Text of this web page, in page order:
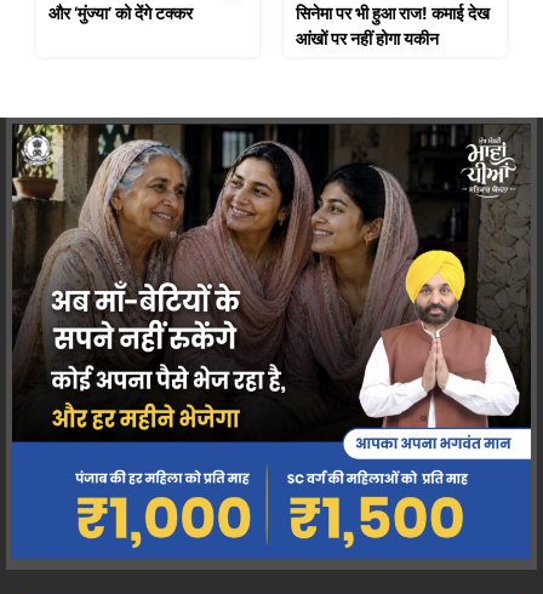
और ‘मुंज्या’ को देंगे टक्कर
सिनेमा पर भी हुआ राज! कमाई देख
आंखों पर नहीं होगा यकीन